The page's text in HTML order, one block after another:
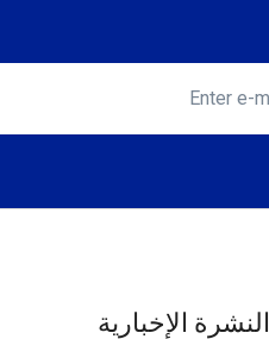
النشرة الإخبارية